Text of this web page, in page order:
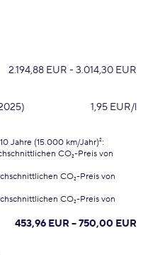
2.194,88 EUR - 3.014,30 EUR
1,95 EUR/l
Jahre (15.000 km/Jahr)²:
CO₂-Preis von
CO₂-Preis von
CO₂-Preis von
453,96 EUR – 750,00 EUR